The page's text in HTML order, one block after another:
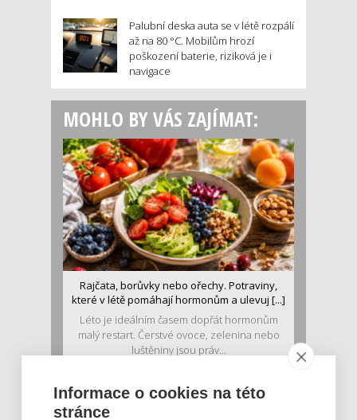
Palubní deska auta se v létě rozpálí
až na 80 °C. Mobilům hrozí
poškození baterie, riziková je i
navigace
MOHLO BY VÁS ZAJÍMAT:
Rajčata, borůvky nebo ořechy. Potraviny,
které v létě pomáhají hormonům a ulevuj [...]
Léto je ideálním časem dopřát hormonům
malý restart. Čerstvé ovoce, zelenina nebo
luštěniny jsou práv...
Informace o cookies na této
stránce